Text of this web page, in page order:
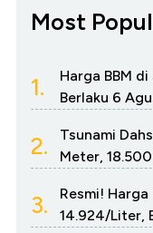
Most
1.
Harga BBM di
Berlaku 6
2.
Tsunami
Meter,
3.
Resmi! Harga
14.924/Liter,